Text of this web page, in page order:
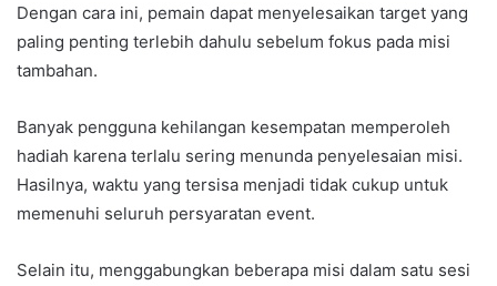
Dengan cara ini, pemain dapat menyelesaikan target yang
paling penting terlebih dahulu sebelum fokus pada misi
tambahan.
Banyak pengguna kehilangan kesempatan memperoleh
hadiah karena terlalu sering menunda penyelesaian misi.
Hasilnya, waktu yang tersisa menjadi tidak cukup untuk
memenuhi seluruh persyaratan event.
Selain itu, menggabungkan beberapa misi dalam satu sesi